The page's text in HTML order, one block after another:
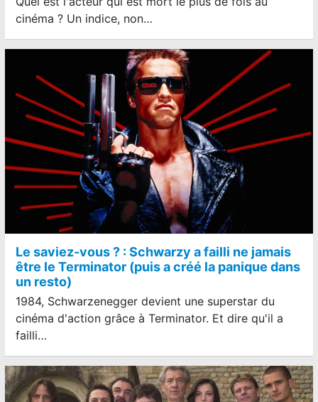
cinéma ? Un indice, non…
Le saviez-vous ? : Schwarzy a failli ne jamais
être le Terminator (puis a créé la panique dans
un resto)
1984, Schwarzenegger devient une superstar du
cinéma d'action grâce à Terminator. Et dire qu'il a
failli…